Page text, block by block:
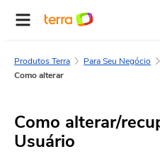
Produtos Terra Para Seu Negócio
Como alterar
Como alterar/
Usuário